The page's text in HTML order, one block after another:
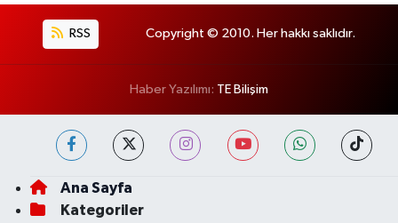
RSS Copyright © 2010. Her hakkı saklıdır.
Haber Yazılımı: TE Bilişim
Ana Sayfa
Kategoriler